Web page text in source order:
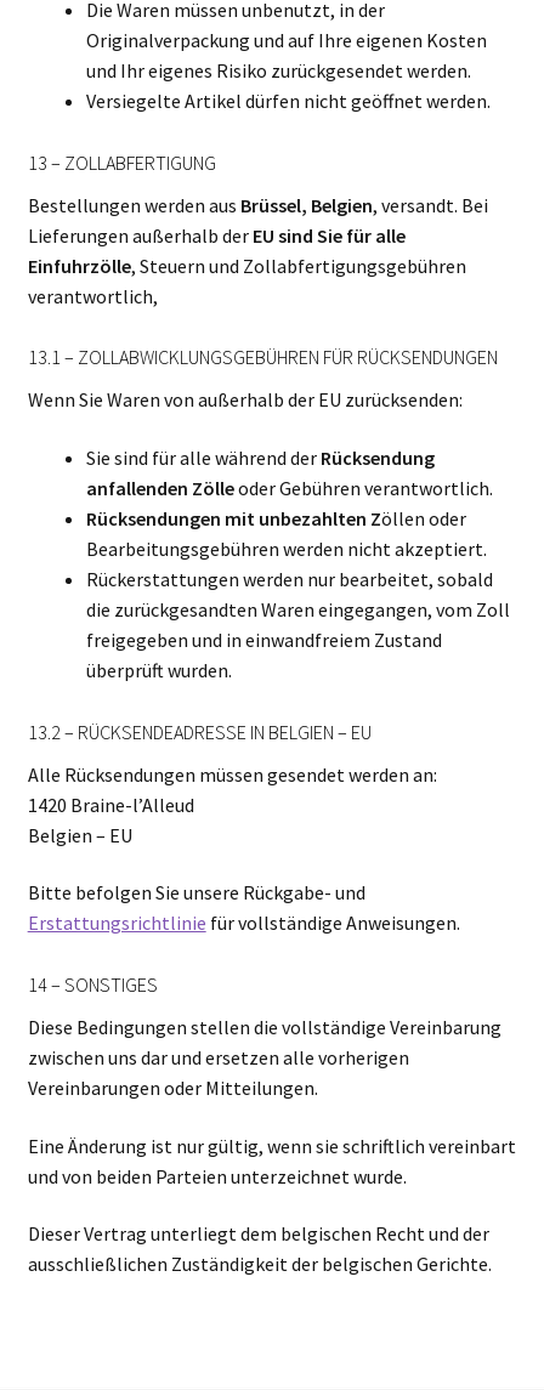
Die Waren müssen unbenutzt, in der
Originalverpackung und auf Ihre eigenen Kosten
und Ihr eigenes Risiko zurückgesendet werden.
Versiegelte Artikel dürfen nicht geöffnet werden.
13 – ZOLLABFERTIGUNG
Bestellungen werden aus Brüssel, Belgien, versandt. Bei
Lieferungen außerhalb derEU sind Sie für alle
Einfuhrzölle, Steuern und Zollabfertigungsgebühren
verantwortlich,
13.1 – ZOLLABWICKLUNGSGEBÜHREN FÜR RÜCKSENDUNGEN
Wenn Sie Waren von außerhalb der EU zurücksenden:
Sie sind für alle während der Rücksendung
anfallenden Zölleoder Gebühren verantwortlich.
Rücksendungen mit unbezahlten Zöllen oder
Bearbeitungsgebühren werden nicht akzeptiert.
Rückerstattungen werden nur bearbeitet, sobald
die zurückgesandten Waren eingegangen, vom Zoll
freigegeben und in einwandfreiem Zustand
überprüft wurden.
13.2 – RÜCKSENDEADRESSE IN BELGIEN – EU
Alle Rücksendungen müssen gesendet werden an:
1420 Braine-l’Alleud
Belgien – EU
Bitte befolgen Sie unsere Rückgabe- und
Erstattungsrichtlinie für vollständige Anweisungen.
14 – SONSTIGES
Diese Bedingungen stellen die vollständige Vereinbarung
zwischen uns dar und ersetzen alle vorherigen
Vereinbarungen oder Mitteilungen.
Eine Änderung ist nur gültig, wenn sie schriftlich vereinbart
und von beiden Parteien unterzeichnet wurde.
Dieser Vertrag unterliegt dem belgischen Recht und der
ausschließlichen Zuständigkeit der belgischen Gerichte.